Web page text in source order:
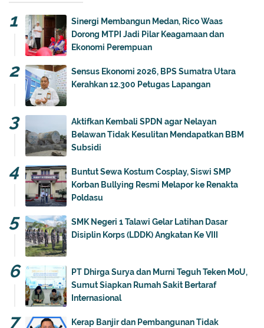
Sinergi Membangun Medan, Rico Waas
Dorong MTPI Jadi Pilar Keagamaan dan
Ekonomi Perempuan
Sensus Ekonomi 2026, BPS Sumatra Utara
Kerahkan 12.300 Petugas Lapangan
Aktifkan Kembali SPDN agar Nelayan
Belawan Tidak Kesulitan Mendapatkan BBM
Subsidi
Buntut Sewa Kostum Cosplay, Siswi SMP
Korban Bullying Resmi Melapor ke Renakta
Poldasu
SMK Negeri 1 Talawi Gelar Latihan Dasar
Disiplin Korps (LDDK) Angkatan Ke VIII
PT Dhirga Surya dan Murni Teguh Teken MoU,
Sumut Siapkan Rumah Sakit Bertaraf
Internasional
Kerap Banjir dan Pembangunan Tidak